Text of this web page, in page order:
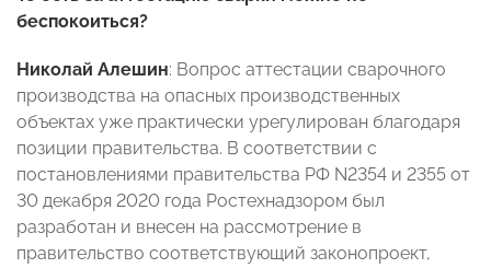
беспокоиться?
Николай Алешин: Вопрос аттестации сварочного
производства на опасных производственных
объектах уже практически урегулирован благодаря
позиции правительства. В соответствии с
постановлениями правительства РФ N2354 и 2355 от
30 декабря 2020 года Ростехнадзором был
разработан и внесен на рассмотрение в
правительство соответствующий законопроект,